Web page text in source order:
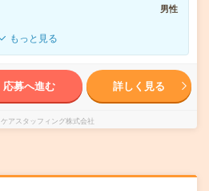
男性
もっと見る
応募へ進む 詳しく見る
ケアスタッフィング株式会社